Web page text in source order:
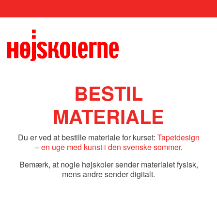
BESTIL
MATERIALE
Du er ved at bestille materiale for kurset: Tapetdesign
– en uge med kunst i den svenske sommer.
Bemærk, at nogle højskoler sender materialet fysisk,
mens andre sender digitalt.